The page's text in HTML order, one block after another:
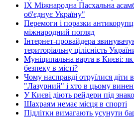
ІХ Міжнародна Пасхальна
об'єднує Україну"
Перемоги і поразки
міжнародний погляд
Інтернет-провайдера
територіальну цілісність
Муніципальна варта в Києві: як
безпеку в місті?
Чому насправді отруїлися діти
"Лазурний" і хто в цьому
У Києві діють рейдери під
Шахраям немає місця в спорті
Підлітки вимагають усунути